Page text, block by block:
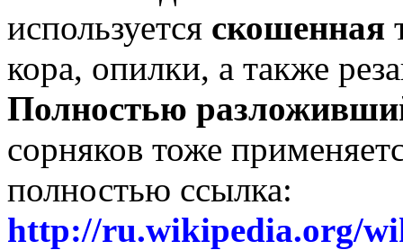
используется скошенная
кора, опилки, а также
Полностью
сорняков тоже
полностью ссылка:
http://ru.wikipedia.org/